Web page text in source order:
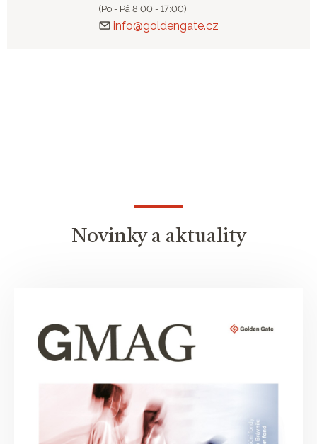
(Po - Pá 8:00 - 17:00)
info@goldengate.cz
Novinky a aktuality